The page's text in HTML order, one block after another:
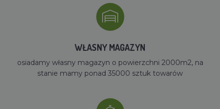
WŁASNY MAGAZYN
osiadamy własny magazyn o powierzchni 2000m2, na
stanie mamy ponad 35000 sztuk towarów